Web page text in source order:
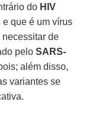
do HIV
que é um vírus
de
peloSARS-
além disso,
variantes se